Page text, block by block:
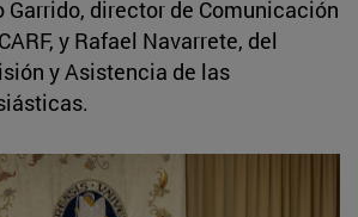
Garrido, director de Comunicación
y Rafael Navarrete, del
y Asistencia de las